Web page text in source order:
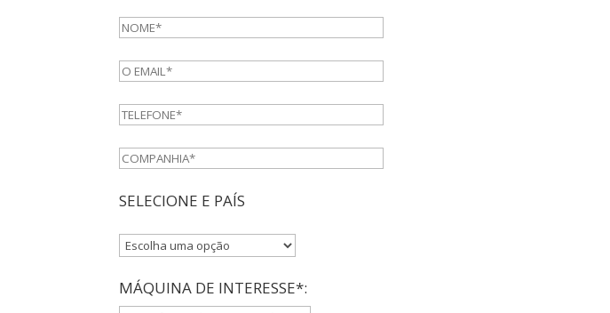
SELECIONE E PAÍS
MÁQUINA DE INTERESSE*: